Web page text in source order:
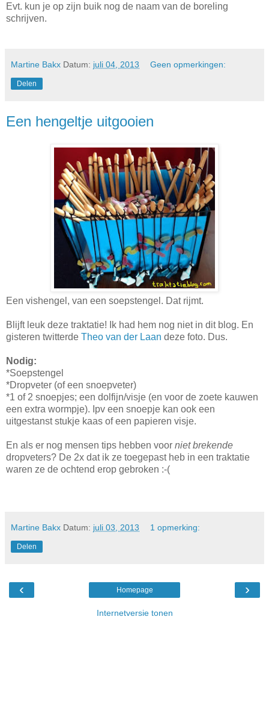
Evt. kun je op zijn buik nog de naam van de boreling
schrijven.
Martine Bakx Datum: juli 04, 2013 Geen opmerkingen:
Delen
Een hengeltje uitgooien
Een vishengel, van een soepstengel. Dat rijmt.
Blijft leuk deze traktatie! Ik had hem nog niet in dit blog. En
gisteren twitterde Theo van der Laan deze foto. Dus.
Nodig:
*Soepstengel
*Dropveter (of een snoepveter)
*1 of 2 snoepjes; een dolfijn/visje (en voor de zoete kauwen
een extra wormpje). Ipv een snoepje kan ook een
uitgestanst stukje kaas of een papieren visje.
En als er nog mensen tips hebben voor niet brekende
dropveters? De 2x dat ik ze toegepast heb in een traktatie
waren ze de ochtend erop gebroken :-(
Martine Bakx Datum: juli 03, 2013 1 opmerking:
Delen
‹ ›
Homepage
Internetversie tonen